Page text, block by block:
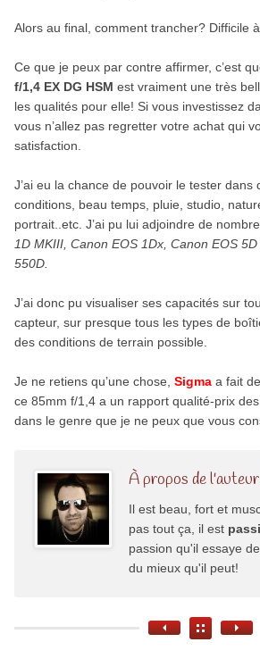
Alors au final, comment trancher? Difficile
Ce que je peux par contre affirmer, c’est
f/1,4 EX DG HSM est vraiment une très
les qualités pour elle! Si vous investissez
vous n’allez pas regretter votre achat qui
satisfaction.
J’ai eu la chance de pouvoir le tester dans
conditions, beau temps, pluie, studio,
portrait..etc. J’ai pu lui adjoindre de
1D MKIII, Canon EOS 1Dx, Canon EOS
550D.
J’ai donc pu visualiser ses capacités sur
capteur, sur presque tous les types de
des conditions de terrain possible.
Je ne retiens qu’une chose, Sigmaa fait de
ce 85mm f/1,4 a un rapport qualité-prix
dans le genre que je ne peux que vous
À propos de
Il est beau, fort et
pas tout ça, il est
passion qu'il essaye
du mieux qu'il peut!